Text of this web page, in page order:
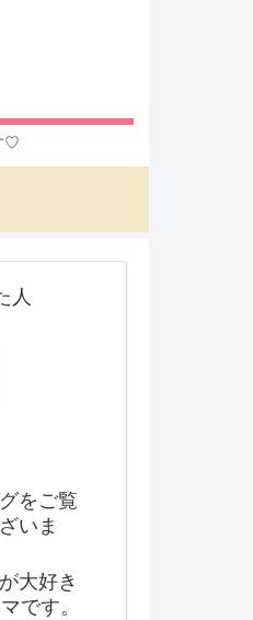
♡
人
をご覧
いま
大好き
です。